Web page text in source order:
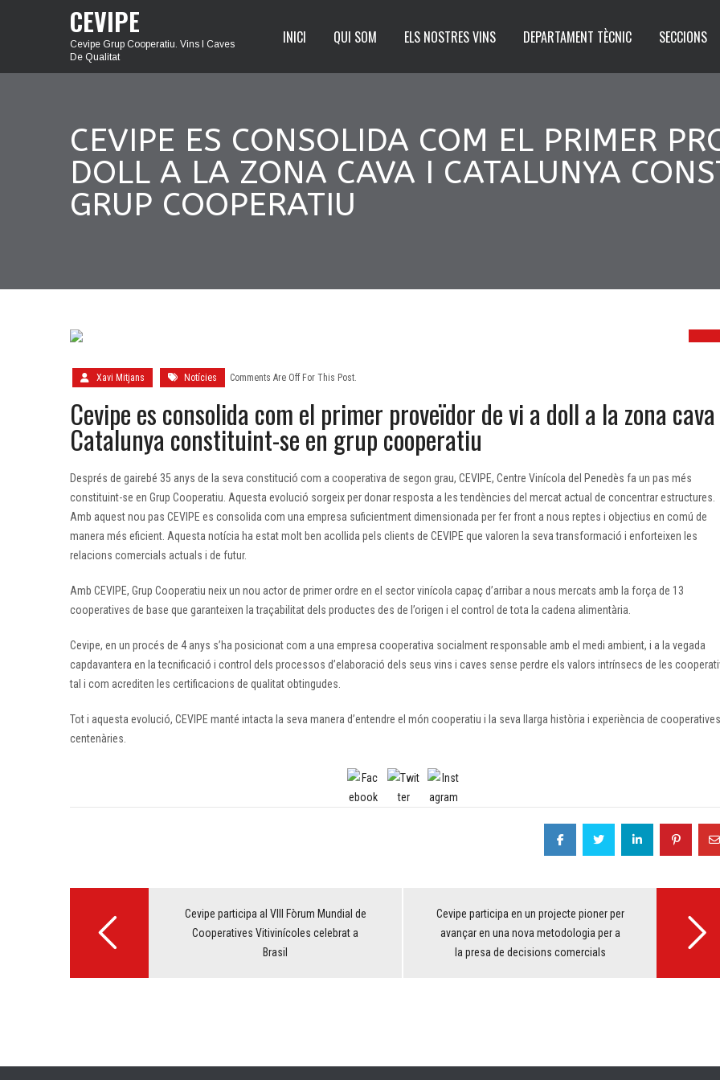
CEVIPE
Cevipe Grup Cooperatiu. Vins I Caves
De Qualitat
INICI QUI SOM ELS NOSTRES VINS DEPARTAMENT TÈCNIC SECCIONS
CEVIPE ES CONSOLIDA COM EL PRIMER
DOLL A LA ZONA CAVA I CATALUNYA
GRUP COOPERATIU
Xavi Mitjans Notícies Comments Are Off For This Post.
Cevipe es consolida com el primer proveïdor de vi a doll a la zona
Catalunya constituint-se en grup cooperatiu
Després de gairebé 35 anys de la seva constitució com a cooperativa de segon grau, CEVIPE, Centre Vinícola del Penedès fa un pas més
constituint-se en Grup Cooperatiu. Aquesta evolució sorgeix per donar resposta a les tendències del mercat actual de concentrar estructures.
Amb aquest nou pas CEVIPE es consolida com una empresa suficientment dimensionada per fer front a nous reptes i objectius en comú de
manera més eficient. Aquesta notícia ha estat molt ben acollida pels clients de CEVIPE que valoren la seva transformació i enforteixen les
relacions comercials actuals i de futur.
Amb CEVIPE, Grup Cooperatiu neix un nou actor de primer ordre en el sector vinícola capaç d’arribar a nous mercats amb la força de 13
cooperatives de base que garanteixen la traçabilitat dels productes des de l’origen i el control de tota la cadena alimentària.
Cevipe, en un procés de 4 anys s’ha posicionat com a una empresa cooperativa socialment responsable amb el medi ambient, i a la vegada
capdavantera en la tecnificació i control dels processos d’elaboració dels seus vins i caves sense perdre els valors intrínsecs de les
tal i com acrediten les certificacions de qualitat obtingudes.
Tot i aquesta evolució, CEVIPE manté intacta la seva manera d’entendre el món cooperatiu i la seva llarga història i experiència de cooperatives
centenàries.
Post
navigation
Cevipe participa al VIII Fòrum Mundial de
Cooperatives Vitivinícoles celebrat a
Brasil
Cevipe participa en un projecte pioner per
avançar en una nova metodologia per a
la presa de decisions comercials